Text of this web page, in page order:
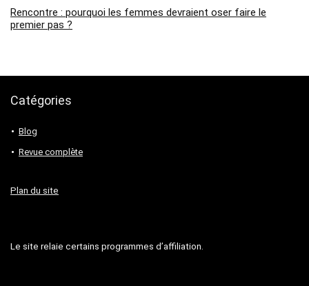
Rencontre : pourquoi les femmes devraient oser faire le
premier pas ?
Catégories
Blog
Revue complète
Plan du site
Le site relaie certains programmes d’affiliation.